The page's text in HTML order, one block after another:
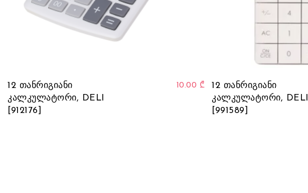
12 თანრიგიანი
კალკულატორი, DELI
[912176]
10.00 ₾
12 თანრიგიანი
კალკულატორი, DELI
[991589]